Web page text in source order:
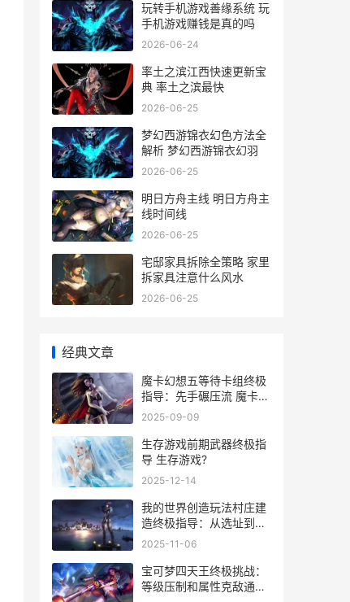
玩转手机游戏善缘系统 玩
手机游戏赚钱是真的吗
2026-06-24
率土之滨江西快速更新宝
典 率土之滨最快
2026-06-25
梦幻西游锦衣幻色方法全
解析 梦幻西游锦衣幻羽
2026-06-25
明日方舟主线 明日方舟主
线时间线
2026-06-25
宅邸家具拆除全策略 家里
拆家具注意什么风水
2026-06-25
经典文章
魔卡幻想五等待卡组终极
指导：先手碾压流 魔卡幻
想5星评测知乎
2025-09-09
生存游戏前期武器终极指
导 生存游戏?
2025-12-14
我的世界创造玩法村庄建
造终极指导：从选址到装
饰的完整教程 我的世界创
2025-11-06
宝可梦四天王终极挑战：
等级压制和属性克敌通关